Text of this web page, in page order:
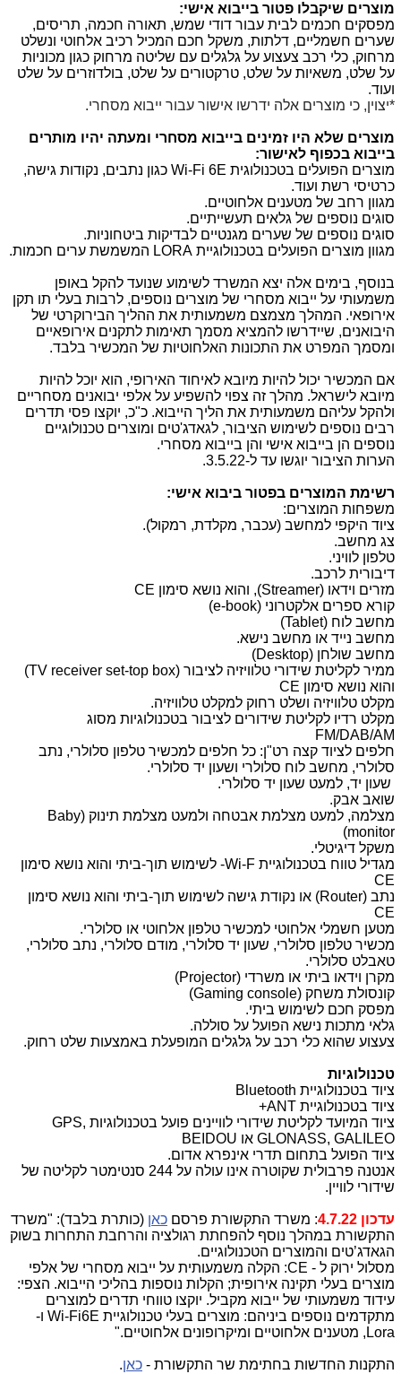
מוצרים שיקבלו פטור בייבוא אישי:
מפסקים חכמים לבית עבור דודי שמש, תאורה חכמה, תריסים,
שערים חשמליים, דלתות, משקל חכם המכיל רכיב אלחוטי ונשלט
מרחוק, כלי רכב צעצוע על גלגלים עם שליטה מרחוק כגון מכוניות
על שלט, משאיות על שלט, טרקטורים על שלט, בולדוזרים על שלט
ועוד.
*יצוין, כי מוצרים אלה ידרשו אישור עבור ייבוא מסחרי.
מוצרים שלא היו זמינים בייבוא מסחרי ומעתה יהיו מותרים
בייבוא בכפוף לאישור:
מוצרים הפועלים בטכנולוגית Wi-Fi 6E כגון נתבים, נקודות גישה,
כרטיסי רשת ועוד.
מגוון רחב של מטענים אלחוטיים.
סוגים נוספים של גלאים תעשייתיים.
סוגים נוספים של שערים מגנטיים לבדיקות ביטחוניות.
מגוון מוצרים הפועלים בטכנולוגיית LORA המשמשת ערים חכמות.
בנוסף, בימים אלה יצא המשרד לשימוע שנועד להקל באופן
משמעותי על ייבוא מסחרי של מוצרים נוספים, לרבות בעלי תו תקן
אירופאי. המהלך מצמצם משמעותית את ההליך הבירוקרטי של
היבואנים, שיידרשו להמציא מסמך תאימות לתקנים אירופאיים
ומסמך המפרט את התכונות האלחוטיות של המכשיר בלבד.
אם המכשיר יכול להיות מיובא לאיחוד האירופי, הוא יוכל להיות
מיובא לישראל. מהלך זה צפוי להשפיע על אלפי יבואנים מסחריים
ולהקל עליהם משמעותית את הליך הייבוא. כ"כ, יוקצו פסי תדרים
רבים נוספים לשימוש הציבור, לגאדג'טים ומוצרים טכנולוגיים
נוספים הן בייבוא אישי והן בייבוא מסחרי.
הערות הציבור יוגשו עד ל-3.5.22.
רשימת המוצרים בפטור ביבוא אישי:
משפחות המוצרים:
ציוד היקפי למחשב (עכבר, מקלדת, רמקול).
צג מחשב.
טלפון לוויני.
דיבורית לרכב.
מזרים וידאו (Streamer), והוא נושא סימון CE
קורא ספרים אלקטרוני (e-book
)
מחשב לוח (Tablet
)
מחשב נייד או מחשב נישא.
מחשב שולחן (Desktop
)
ממיר לקליטת שידורי טלוויזיה לציבור (TV receiver set-top box
)
והוא נושא סימון CE
מקלט טלוויזיה ושלט רחוק למקלט טלוויזיה.
מקלט רדיו לקליטת שידורים לציבור בטכנולוגיות מסוג
FM/DAB/AM
חלפים לציוד קצה רט"ן: כל חלפים למכשיר טלפון סלולרי, נתב
סלולרי, מחשב לוח סלולרי ושעון יד סלולרי.
שעון יד, למעט שעון יד סלולרי.
שואב אבק.
מצלמה, למעט מצלמת אבטחה ולמעט מצלמת תינוק (Baby
monitor
)
משקל דיגיטלי.
מגדיל טווח בטכנולוגיית Wi-F- לשימוש תוך-ביתי והוא נושא סימון
CE
נתב (Router) או נקודת גישה לשימוש תוך-ביתי והוא נושא סימון
CE
מטען חשמלי אלחוטי למכשיר טלפון אלחוטי או סלולרי.
מכשיר טלפון סלולרי, שעון יד סלולרי, מודם סלולרי, נתב סלולרי,
טאבלט סלולרי.
מקרן וידאו ביתי או משרדי (Projector
)
קונסולת משחק (Gaming console
)
מפסק חכם לשימוש ביתי.
גלאי מתכות נישא הפועל על סוללה.
צעצוע שהוא כלי רכב על גלגלים המופעלת באמצעות שלט רחוק.
טכנולוגיות
ציוד בטכנולוגיית Bluetooth
ציוד בטכנולוגיית ANT
+
ציוד המיועד לקליטת שידורי לוויינים פועל בטכנולוגיות GPS,
GLONASS, GALILEO או BEIDOU
ציוד הפועל בתחום תדרי אינפרא אדום.
אנטנה פרבולית שקוטרה אינו עולה על 244 סנטימטר לקליטה של
שידורי לוויין.
עדכון 4.7.22 : משרד התקשורת פרסם כאן (כותרת בלבד): "משרד
התקשורת במהלך נוסף להפחתת רגולציה והרחבת התחרות בשוק
הגאדג’טים והמוצרים הטכנולוגיים.
מסלול ירוק ל - CE: הקלה משמעותית על ייבוא מסחרי של אלפי
מוצרים בעלי תקינה אירופית; הקלות נוספות בהליכי הייבוא. הצפי:
עידוד משמעותי של ייבוא מקביל. יוקצו טווחי תדרים למוצרים
מתקדמים נוספים ביניהם: מוצרים בעלי טכנולוגיית Wi-Fi6E ו-
Lora, מטענים אלחוטיים ומיקרופונים אלחוטיים."
התקנות החדשות בחתימת שר התקשורת - כאן.